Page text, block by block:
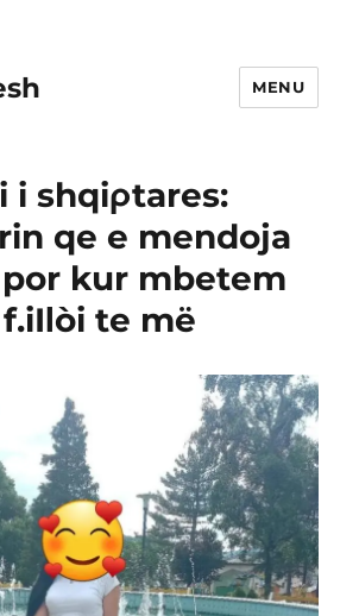
MENU
i shqiρtares:
qe e mendoja
por kur mbetem
te më